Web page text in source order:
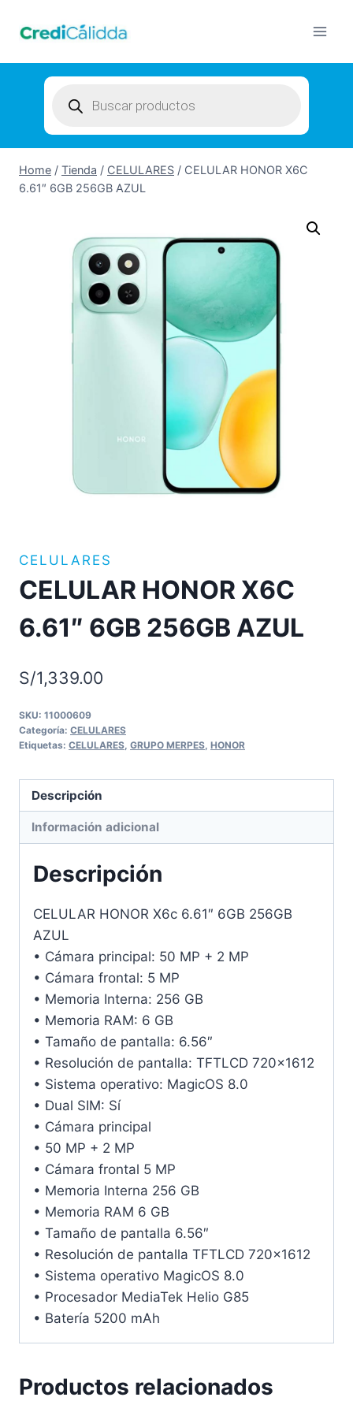
search
Home / Tienda / CELULARES / CELULAR HONOR X6C
6.61″ 6GB 256GB AZUL
CELULARES
CELULAR HONOR X6C
6.61″ 6GB 256GB AZUL
S/1,339.00
SKU: 11000609
Categoría: CELULARES
Etiquetas: CELULARES GRUPO MERPES HONOR
Descripción
Información adicional
Descripción
CELULAR HONOR X6c 6.61″ 6GB 256GB
AZUL
• Cámara principal: 50 MP + 2 MP
• Cámara frontal: 5 MP
• Memoria Interna: 256 GB
• Memoria RAM: 6 GB
• Tamaño de pantalla: 6.56″
• Resolución de pantalla: TFTLCD 720×1612
• Sistema operativo: MagicOS 8.0
• Dual SIM: Sí
• Cámara principal
• 50 MP + 2 MP
• Cámara frontal 5 MP
• Memoria Interna 256 GB
• Memoria RAM 6 GB
• Tamaño de pantalla 6.56″
• Resolución de pantalla TFTLCD 720×1612
• Sistema operativo MagicOS 8.0
• Procesador MediaTek Helio G85
• Batería 5200 mAh
Productos relacionados